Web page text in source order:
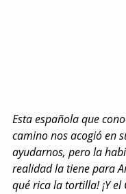
Esta española que
camino nos acogió en
ayudarnos, pero la
realidad la tiene para
qué rica la tortilla! ¡Y el